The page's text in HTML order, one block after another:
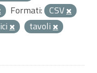
Formati: CSV
tavoli